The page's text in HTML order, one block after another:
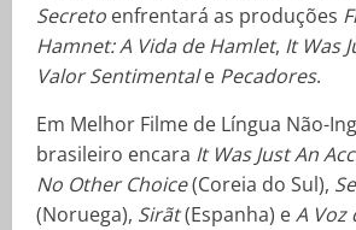
Secreto enfrentará as produções
Hamnet: A Vida de Hamlet, It Was
Valor Sentimentale Pecadores.
Em Melhor Filme de Língua Não-
brasileiro encara It Was Just An
No Other Choice(Coreia do Sul),
(Noruega), Sirãt(Espanha) eA Voz